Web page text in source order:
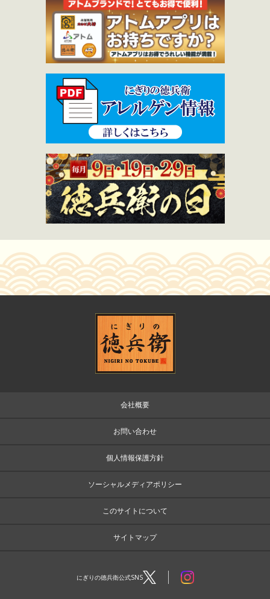
会社概要
お問い合わせ
個人情報保護方針
ソーシャルメディアポリシー
このサイトについて
サイトマップ
にぎりの徳兵衛公式SNS